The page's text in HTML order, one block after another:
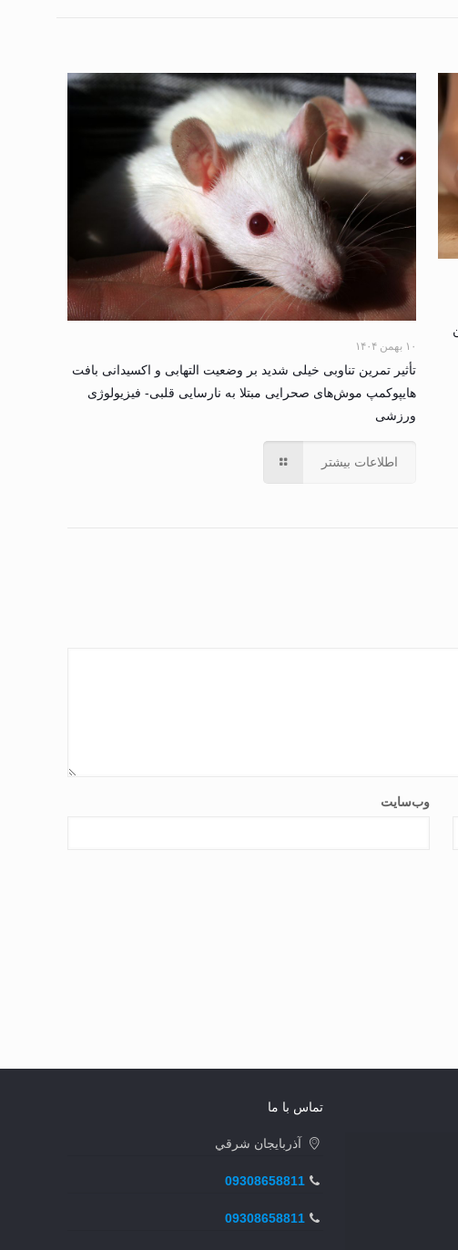
۱۰ بهمن ۱۴۰۴
تأثیر تمرین تناوبی خیلی شدید بر وضعیت التهابی و اکسیدانی بافت
هایپوکمپ موش‌های صحرایی مبتلا به نارسایی قلبی- فیزیولوژی
ورزشی
اطلاعات بیشتر
وب‌سایت
تماس با ما
آذربايجان شرقي
09308658811
09308658811